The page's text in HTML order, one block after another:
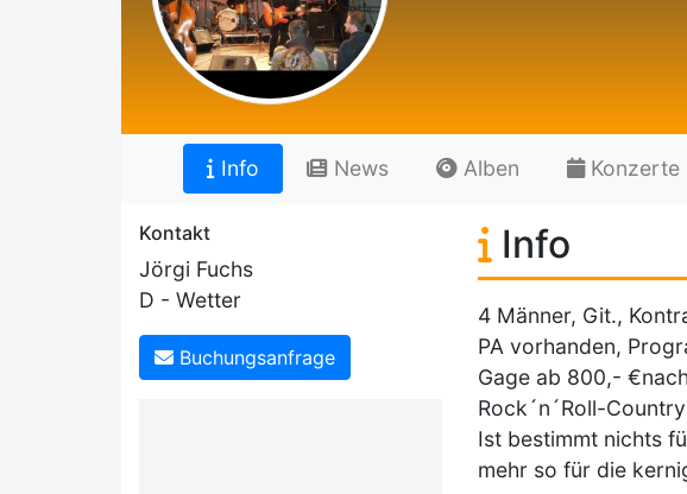
Info News Alben Konzerte
Kontakt
Jörgi Fuchs
D - Wetter
Buchungsanfrage
Info
4 Männer, Git.,
PA vorhanden,
Gage ab 800,-
Rock´n´Roll-
Ist bestimmt nichts
mehr so für die